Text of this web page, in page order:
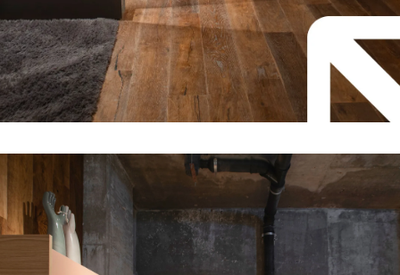
Casabutik dice
presente en Casa FOA
2025: diseño